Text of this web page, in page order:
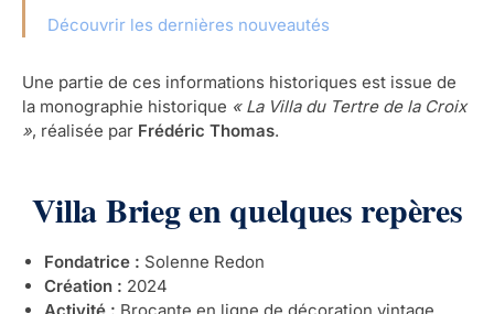
Découvrir les dernières nouveautés
Une partie de ces informations historiques est issue de
la monographie historique « La Villa du Tertre de la Croix
», réalisée par Frédéric Thomas.
Villa Brieg en quelques repères
Fondatrice : Solenne Redon
Création : 2024